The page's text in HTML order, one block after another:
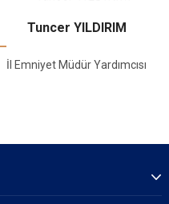
Tuncer YILDIRIM
İl Emniyet Müdür Yardımcısı